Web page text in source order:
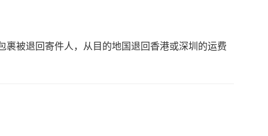
被退回寄件人，从目的地国退回香港或深圳的运费